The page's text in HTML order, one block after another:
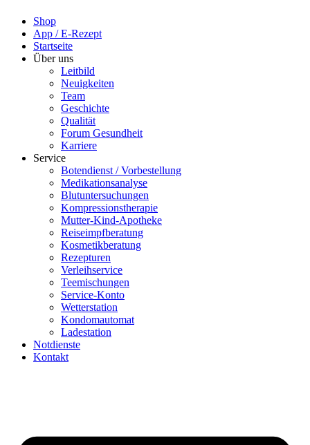
Shop
App / E-Rezept
Startseite
Über uns
Leitbild
Neuigkeiten
Team
Geschichte
Qualität
Forum Gesundheit
Karriere
Service
Botendienst / Vorbestellung
Medikationsanalyse
Blutuntersuchungen
Kompressionstherapie
Mutter-Kind-Apotheke
Reiseimpfberatung
Kosmetikberatung
Rezepturen
Verleihservice
Teemischungen
Service-Konto
Wetterstation
Kondomautomat
Ladestation
Notdienste
Kontakt